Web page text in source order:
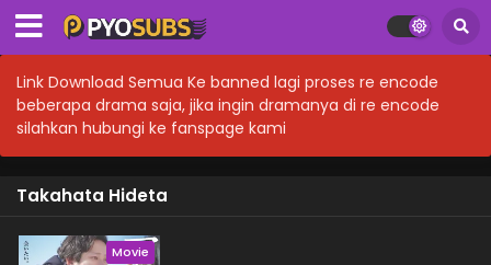
Link Download Semua Ke banned lagi proses re encode
beberapa drama saja, jika ingin dramanya di re encode
silahkan hubungi ke fanspage kami
Takahata Hideta
Movie